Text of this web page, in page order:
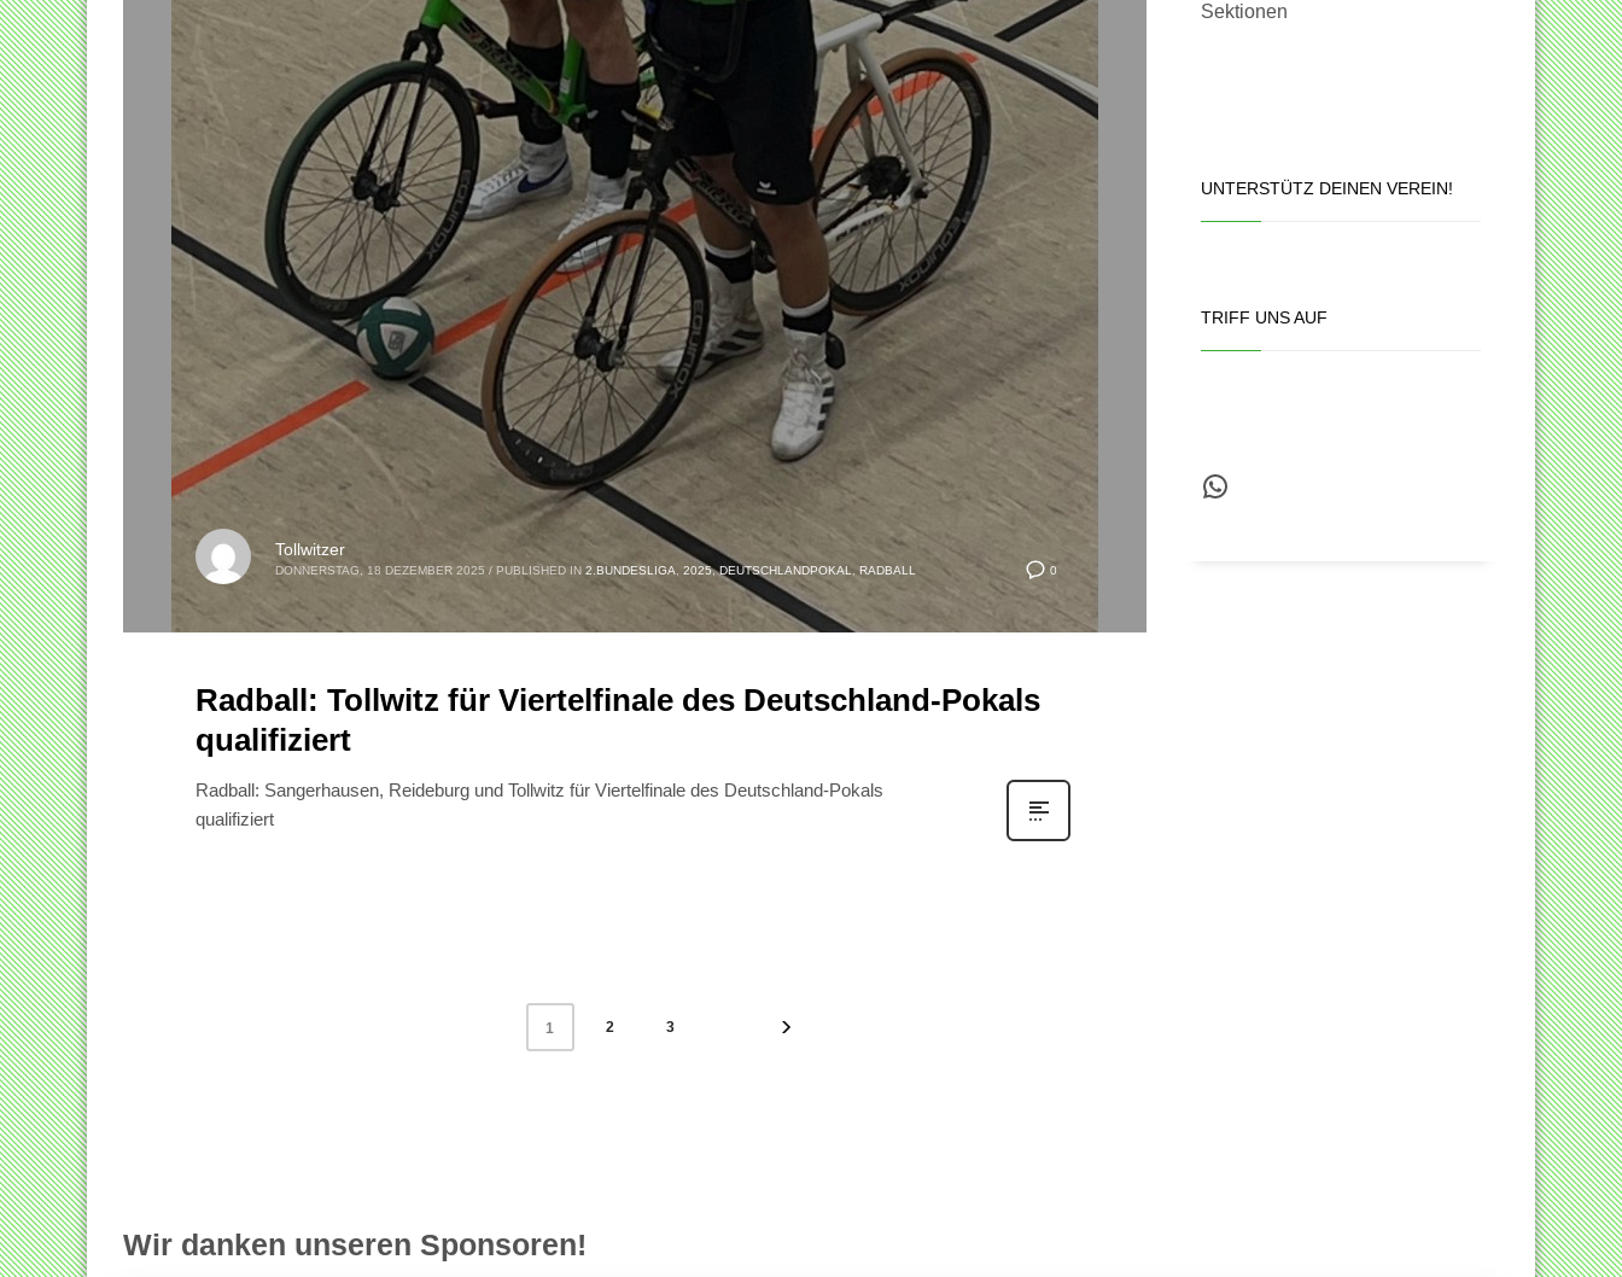
0
Tollwitzer
DONNERSTAG, 18 DEZEMBER 2025 / PUBLISHED IN 2.BUNDESLIGA 2025,DEUTSCHLANDPOKAL ,RADBALL
Radball: Tollwitz für Viertelfinale des Deutschland-Pokals
qualifiziert
Radball: Sangerhausen, Reideburg und Tollwitz für Viertelfinale des Deutschland-Pokals
qualifiziert
1 2 3
Sektionen
UNTERSTÜTZ DEINEN VEREIN!
TRIFF UNS AUF
WhatsApp
Wir danken unseren Sponsoren!